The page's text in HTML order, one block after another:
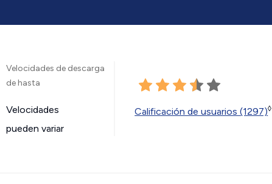
Velocidades de descarga
de hasta
Velocidades
pueden variar
Calificación de usuarios (1297)◊